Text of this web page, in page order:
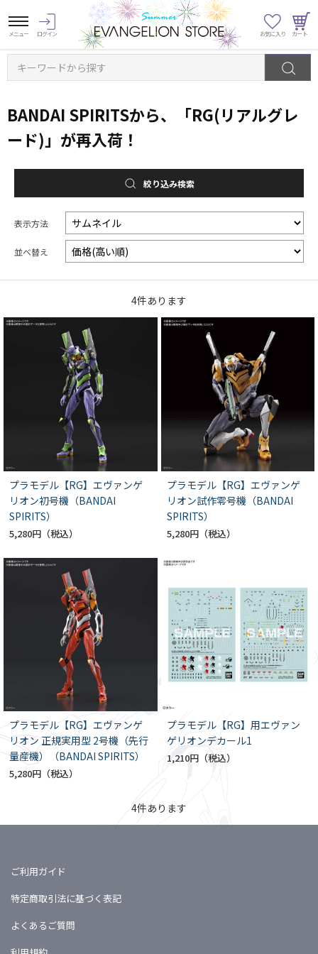
キーワードから探す
BANDAI SPIRITSから、「RG(リアルグレ
ード)」が再入荷！
絞り込み検索
表示方法
並べ替え
4件あります
プラモデル【RG】エヴァンゲ
リオン初号機（BANDAI
SPIRITS）
5,280円
プラモデル【RG】エヴァンゲ
リオン試作零号機（BANDAI
SPIRITS）
5,280円
プラモデル【RG】エヴァンゲ
リオン 正規実用型 2号機（先行
量産機）（BANDAI SPIRITS）
5,280円
プラモデル【RG】用エヴァン
ゲリオンデカール1
1,210円
4件あります
ご利用ガイド
特定商取引法に基づく表記
よくあるご質問